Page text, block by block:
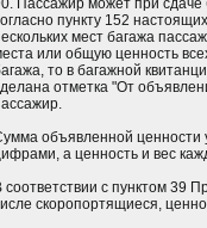
Пассажир может при сдаче
пункту 152
мест багажа
или общую ценность
то в багажной
отметка "От
объявленной ценности
а ценность и вес
соответствии с пунктом 39
скоропортящиеся,